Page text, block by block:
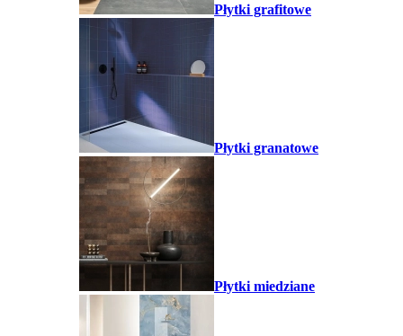
Płytki grafitowe
Płytki granatowe
Płytki miedziane